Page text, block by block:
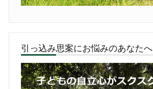
引っ込み思案にお悩みのあなたへ